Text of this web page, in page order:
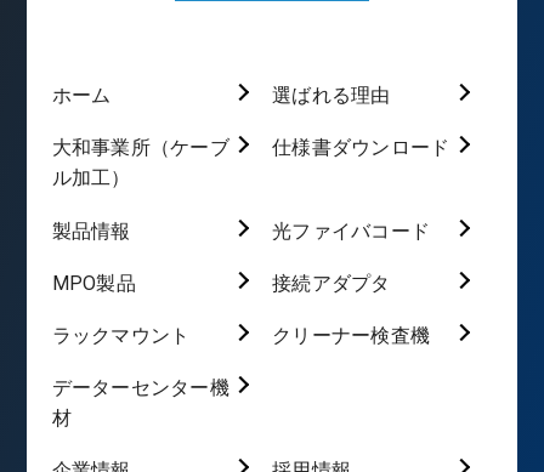
ホーム 選ばれる理由
大和事業所（ケーブ
ル加工）
仕様書ダウンロード
製品情報 光ファイバコード
MPO製品 接続アダプタ
ラックマウント クリーナー検査機
データーセンター機
材